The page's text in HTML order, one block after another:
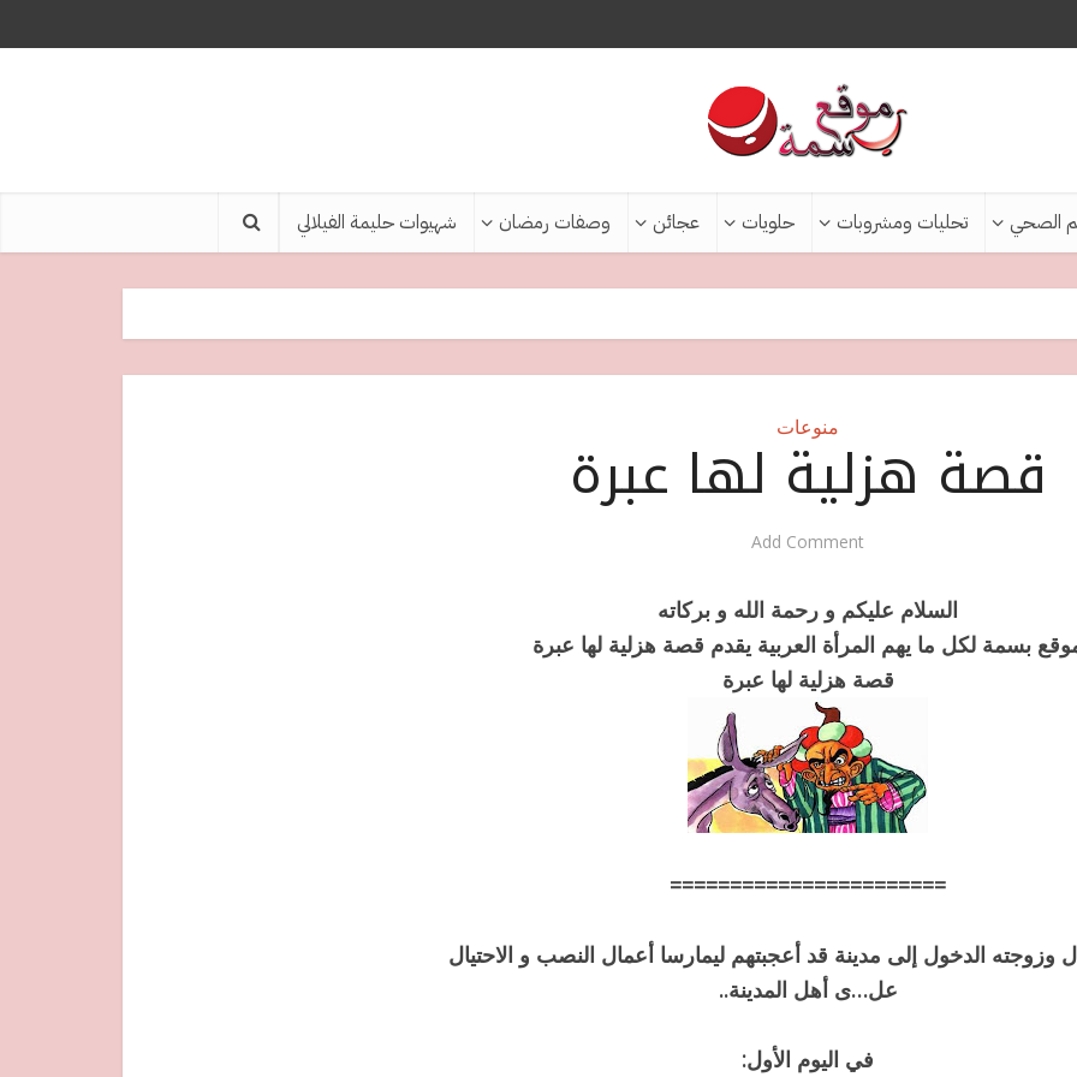
الصحي تحليات ومشروبات حلويات عجائن وصفات رمضان شهيوات حليمة الفيلالي
منوعات
قصة هزلية لها عبرة
Add Comment
السلام عليكم و رحمة الله و بركاته
بسمة لكل ما يهم المرأة العربية يقدم قصة هزلية لها عبرة
قصة هزلية لها عبرة
=======================
وزوجته الدخول إلى مدينة قد أعجبتهم ليمارسا أعمال النصب و الاحتيال
عل…ى أهل المدينة..
في اليوم الأول: